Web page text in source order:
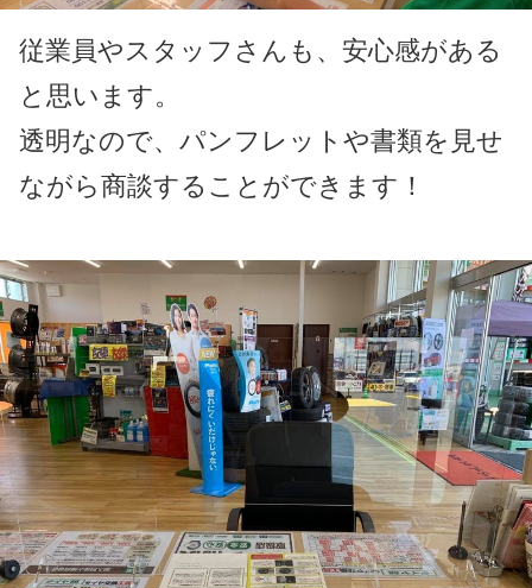
従業員やスタッフさんも、安心感がある
と思います。
透明なので、パンフレットや書類を見せ
ながら商談することができます！